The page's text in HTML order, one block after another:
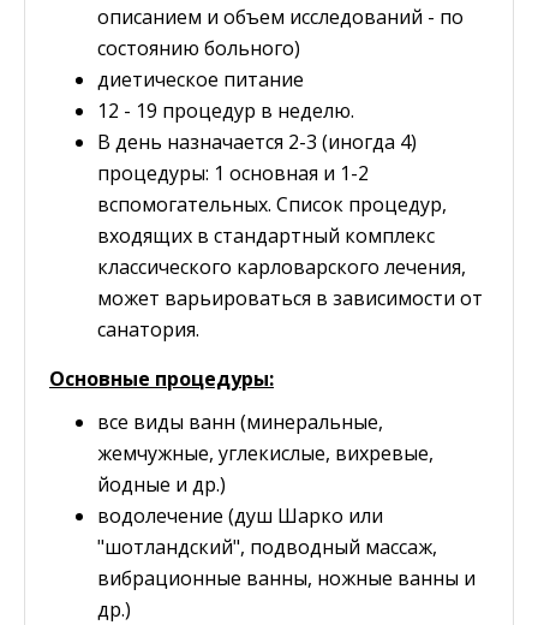
описанием и объем исследований - по
состоянию больного)
диетическое питание
12 - 19 процедур в неделю.
В день назначается 2-3 (иногда 4)
процедуры: 1 основная и 1-2
вспомогательных. Список процедур,
входящих в стандартный комплекс
классического карловарского лечения,
может варьироваться в зависимости от
санатория.
Основные процедуры:
все виды ванн (минеральные,
жемчужные, углекислые, вихревые,
йодные и др.)
водолечение (душ Шарко или
"шотландский", подводный массаж,
вибрационные ванны, ножные ванны и
др.)